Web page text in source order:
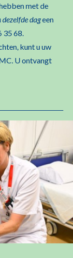
met de
dezelfdedageen
35 68.
kunt u uw
U ontvangt